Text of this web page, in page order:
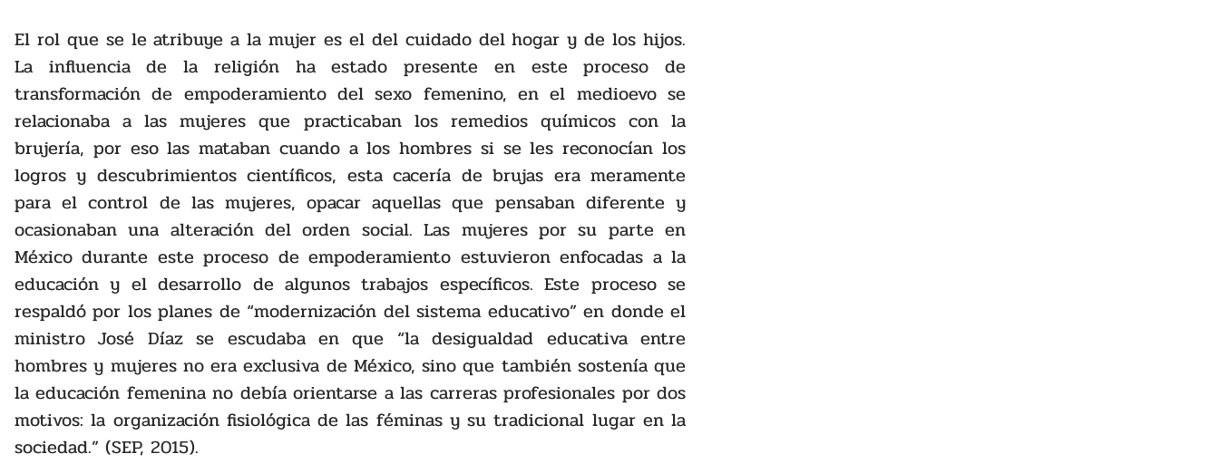
El rol que se le atribuye a la mujer es el del cuidado del hogar y de los hijos.
La influencia de la religión ha estado presente en este proceso de
transformación de empoderamiento del sexo femenino, en el medioevo se
relacionaba a las mujeres que practicaban los remedios químicos con la
brujería, por eso las mataban cuando a los hombres si se les reconocían los
logros y descubrimientos científicos, esta cacería de brujas era meramente
para el control de las mujeres, opacar aquellas que pensaban diferente y
ocasionaban una alteración del orden social. Las mujeres por su parte en
México durante este proceso de empoderamiento estuvieron enfocadas a la
educación y el desarrollo de algunos trabajos específicos. Este proceso se
respaldó por los planes de “modernización del sistema educativo” en donde el
ministro José Díaz se escudaba en que “la desigualdad educativa entre
hombres y mujeres no era exclusiva de México, sino que también sostenía que
la educación femenina no debía orientarse a las carreras profesionales por dos
motivos: la organización fisiológica de las féminas y su tradicional lugar en la
sociedad.” (SEP, 2015).